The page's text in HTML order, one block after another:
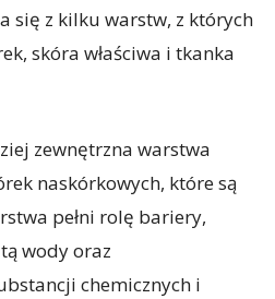
się z kilku warstw, z których
skóra właściwa i tkanka
zewnętrzna warstwa
naskórkowych, które są
pełni rolę bariery,
wody oraz
chemicznych i